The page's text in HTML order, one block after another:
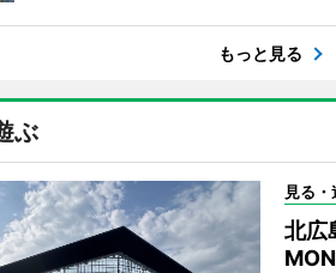
もっと見る
ぶ
見る・
北広